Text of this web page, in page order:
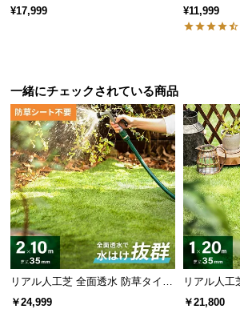
35mm 1×10m
¥17,999
U字ピン付属
¥11,999
一緒にチェックされている商品
リアル人工芝 全面透水 防草タイプ
芝丈35mm 2×10m
￥24,999
リアル人工
イプ 芝丈
￥21,800